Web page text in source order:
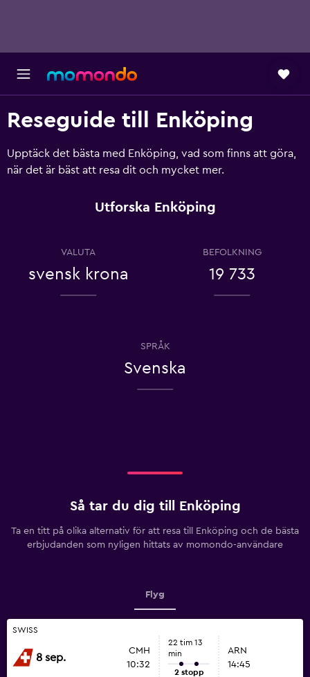
Reseguide till Enköping
Upptäck det bästa med Enköping, vad som finns att göra,
när det är bäst att resa dit och mycket mer.
Utforska Enköping
VALUTA
svensk krona
BEFOLKNING
19 733
SPRÅK
Svenska
Så tar du dig till Enköping
Ta en titt på olika alternativ för att resa till Enköping och de bästa
erbjudanden som nyligen hittats av momondo-användare
Flyg
SWISS
8 sep.
CMH
10:32
22 tim 13
min
2 stopp
ARN
14:45